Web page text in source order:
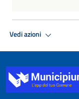
Vedi azioni